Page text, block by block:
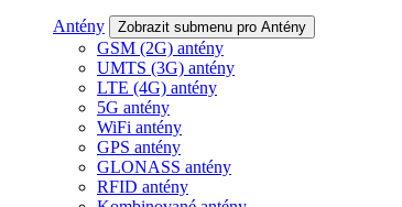
Antény Zobrazit submenu pro Antény
GSM (2G) antény
UMTS (3G) antény
LTE (4G) antény
5G antény
WiFi antény
GPS antény
GLONASS antény
RFID antény